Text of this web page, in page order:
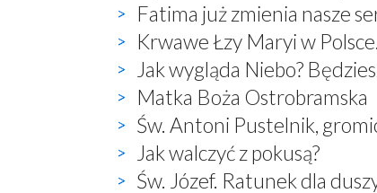
Fatima już zmienia nasze
Krwawe Łzy Maryi w
Jak wygląda Niebo?
Matka Boża Ostrobramska
Św. Antoni Pustelnik,
Jak walczyć z pokusą?
Św. Józef. Ratunek dla